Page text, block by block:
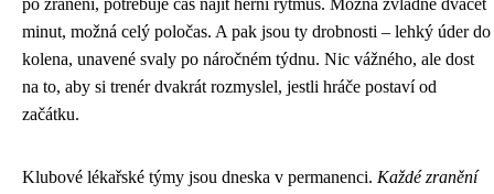
po zranění, potřebuje čas najít herní rytmus. Možná zvládne dvacet
minut, možná celý poločas. A pak jsou ty drobnosti – lehký úder do
kolena, unavené svaly po náročném týdnu. Nic vážného, ale dost
na to, aby si trenér dvakrát rozmyslel, jestli hráče postaví od
začátku.
Klubové lékařské týmy jsou dneska v permanenci. Každé zranění